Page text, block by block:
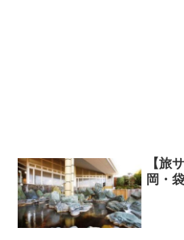
【旅
岡・